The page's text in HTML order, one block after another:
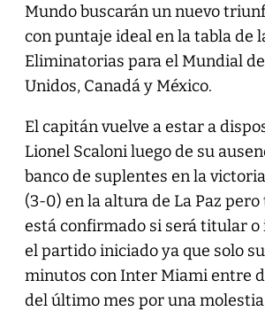
Mundo buscarán un nuevo
con puntaje ideal en la tabla de
Eliminatorias para el Mundial
Unidos, Canadá y México.
El capitán vuelve a estar a
Lionel Scaloni luego de su
banco de suplentes en la
(3-0) en la altura de La Paz pero
está confirmado si será titular o
el partido iniciado ya que solo
minutos con Inter Miami entre
del último mes por una